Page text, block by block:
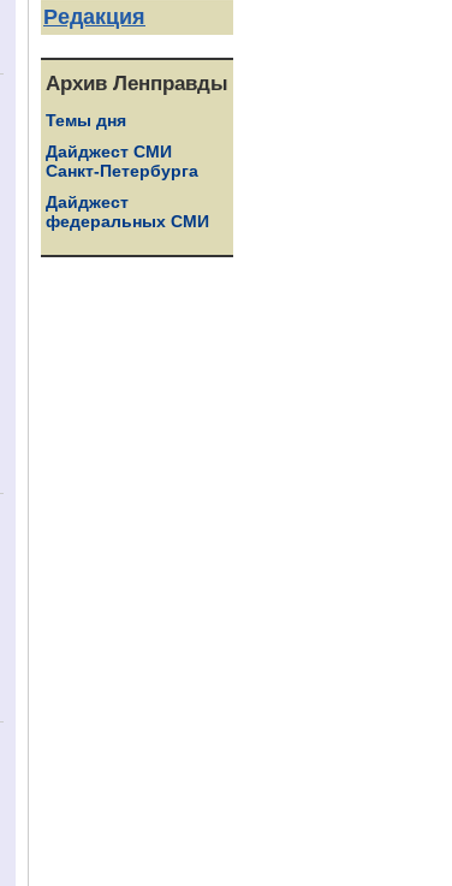
Редакция
Архив Ленправды
Темы дня
Дайджест СМИ
Санкт-Петербурга
Дайджест
федеральных СМИ